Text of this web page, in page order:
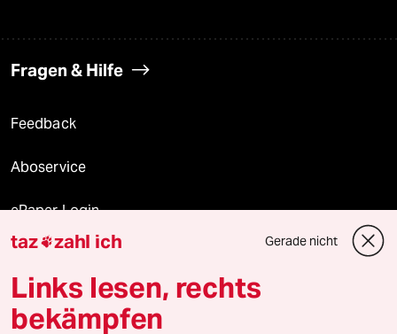
Fragen & Hilfe
Feedback
Aboservice
ePaper Login
Downloads für Abonnierende
taz zahl ich Gerade nicht
Links lesen, rechts
bekämpfen